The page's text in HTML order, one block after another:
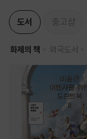
도서 중고샵
화제의 책 외국도서